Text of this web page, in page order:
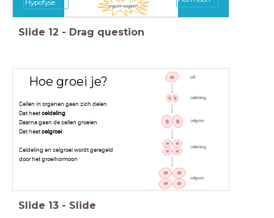
Hypofyse
Slide 12 - Drag question
Hoe groei je?
Cellen in organen gaan zich delen
Dat heetceldeling
Daarna gaan de cellen groeien
Dat heetcelgroei
Celdeling en celgroei wordt geregeld
door het groeihormoon
Slide 13 - Slide